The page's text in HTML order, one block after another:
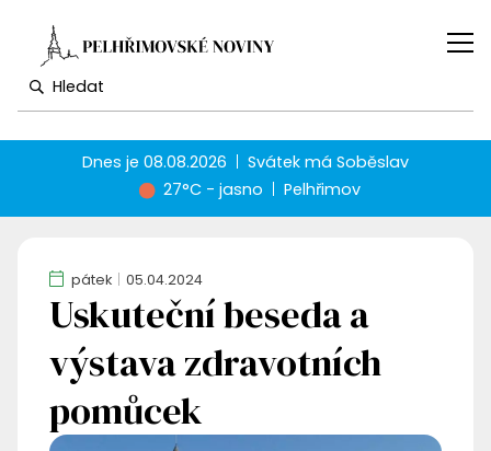
Dnes je08.08.2026 Svátek má Soběslav
27°C - jasno
Pelhřimov
pátek 05.04.2024
Uskuteční beseda a
výstava zdravotních
pomůcek